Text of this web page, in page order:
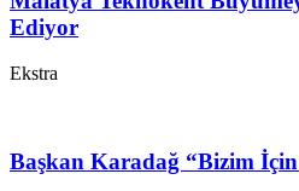
Ediyor
Ekstra
Başkan Karadağ “Bizim